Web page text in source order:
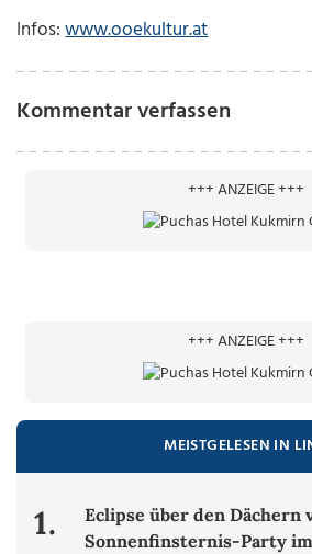
Infos:www.ooekultur.at
Kommentar verfassen
+++ ANZEIGE +++
+++ ANZEIGE +++
MEISTGELESEN IN
1.
Eclipse über den Dächern
Sonnenfinsternis-Party im